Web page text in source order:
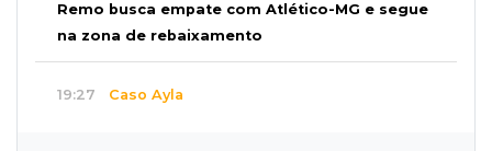
Remo busca empate com Atlético-MG e segue
na zona de rebaixamento
19:27 Caso Ayla